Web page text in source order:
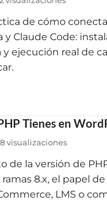
de cómo
y Claude Code:
ejecución real de
Tienes en
visualizaciones
de la versión de
8.x, el papel
LMS o